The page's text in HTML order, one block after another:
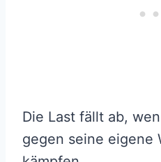
Die Last fällt ab,
gegen seine eigene